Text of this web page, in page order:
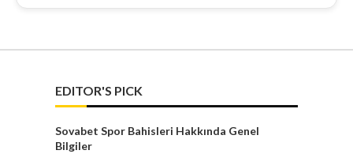
EDITOR'S PICK
Sovabet Spor Bahisleri Hakkında Genel
Bilgiler